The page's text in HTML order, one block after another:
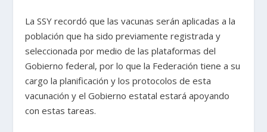
La SSY recordó que las vacunas serán aplicadas a la
población que ha sido previamente registrada y
seleccionada por medio de las plataformas del
Gobierno federal, por lo que la Federación tiene a su
cargo la planificación y los protocolos de esta
vacunación y el Gobierno estatal estará apoyando
con estas tareas.